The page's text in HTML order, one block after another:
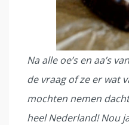
Na alle oe’s en aa’s
de vraag of ze er wat
mochten nemen
heel Nederland! Nou